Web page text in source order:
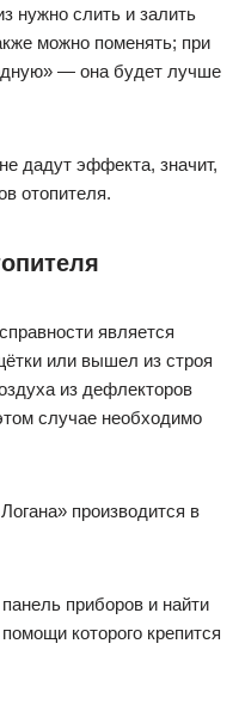
нужно слить и залить
можно поменять; при
— она будет лучше
дадут эффекта, значит,
отопителя.
является
или вышел из строя
из дефлекторов
случае необходимо
производится в
приборов и найти
которого крепится